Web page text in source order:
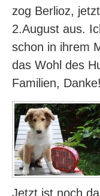
zog Berlioz,
2.August aus.
schon in ihrem
das Wohl des
Familien, Danke!
Jetzt ist noch